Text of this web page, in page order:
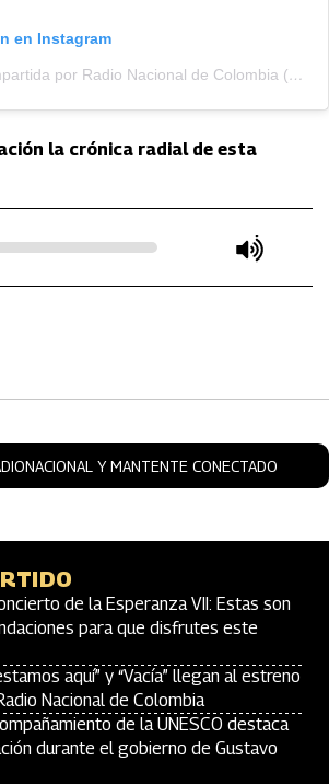
en Instagram
Una publicación compartida por Radio Nacional de Colombia (@radionacionalco)
la crónica radial de esta
mute
Y MANTENTE CONECTADO
de la Esperanza VII: Estas son
para que disfrutes este
aquí” y “Vacía” llegan al estreno
Nacional de Colombia
de la UNESCO destaca
durante el gobierno de Gustavo